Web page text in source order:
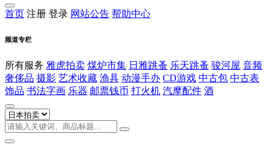
首页 注册 登录 网站公告 帮助中心
频道专栏
所有服务 雅虎拍卖 煤炉市集 日雅跳蚤 乐天跳蚤 骏河屋 音频
奢侈品 摄影 艺术收藏 渔具 动漫手办 CD游戏 中古包 中古表
饰品 书法字画 乐器 邮票钱币 打火机 汽摩配件 酒